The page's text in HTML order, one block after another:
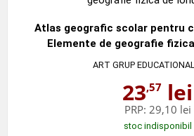
Atlas geografic scolar pentru
Elemente de geografie
ART GRUP EDUCATIONAL
23,57 lei
PRP: 29,10 lei
stoc indisponibil